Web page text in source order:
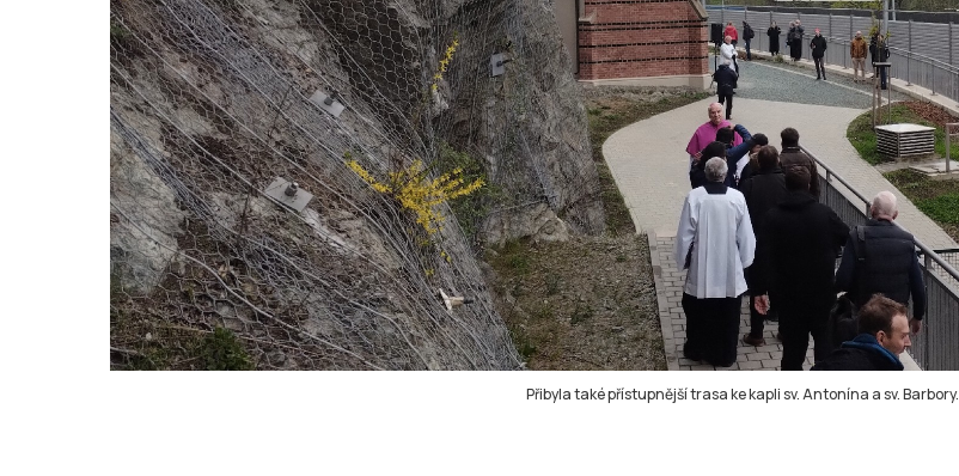
Přibyla také přístupnější trasa ke kapli sv. Antonína a sv. Barbory.